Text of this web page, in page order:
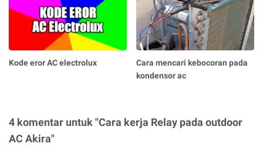
Kode eror AC electrolux
Cara mencari kebocoran pada
kondensor ac
4 komentar untuk "Cara kerja Relay pada outdoor
AC Akira"